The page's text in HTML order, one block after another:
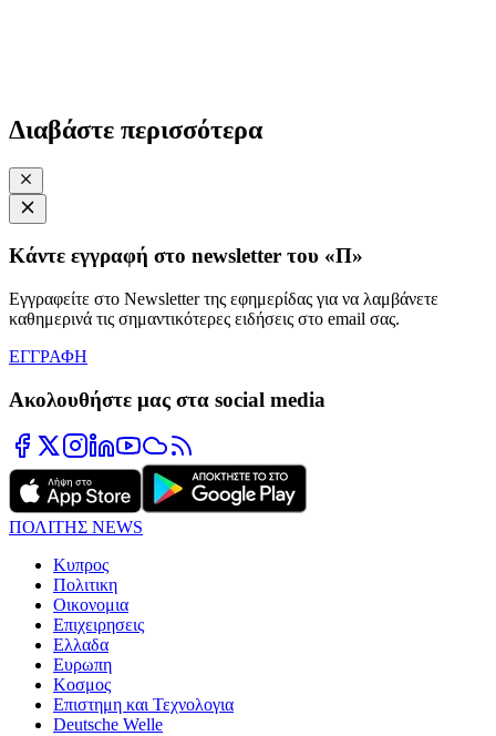
Διαβάστε περισσότερα
Κάντε εγγραφή στο newsletter του «Π»
Εγγραφείτε στο Newsletter της εφημερίδας για να λαμβάνετε
καθημερινά τις σημαντικότερες ειδήσεις στο email σας.
ΕΓΓΡΑΦΗ
Ακολουθήστε μας στα social media
ΠΟΛΙΤΗΣ NEWS
Κυπρος
Πολιτικη
Οικονομια
Επιχειρησεις
Ελλαδα
Ευρωπη
Κοσμος
Επιστημη και Τεχνολογια
Deutsche Welle